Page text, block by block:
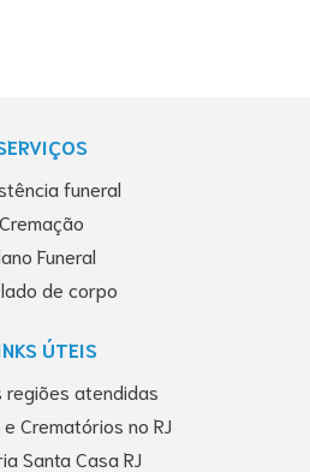
funeral
Cremação
Funeral
de corpo
ÚTEIS
regiões atendidas
Crematórios no RJ
Santa Casa RJ